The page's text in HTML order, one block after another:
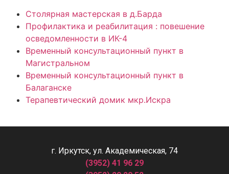
Столярная мастерская в д.Барда
Профилактика и реабилитация : повешение
осведомленности в ИК-4
Временный консультационный пункт в
Магистральном
Временный консультационный пункт в
Балаганске
Терапевтический домик мкр.Искра
г. Иркутск, ул. Академическая, 74
(3952) 41 96 29